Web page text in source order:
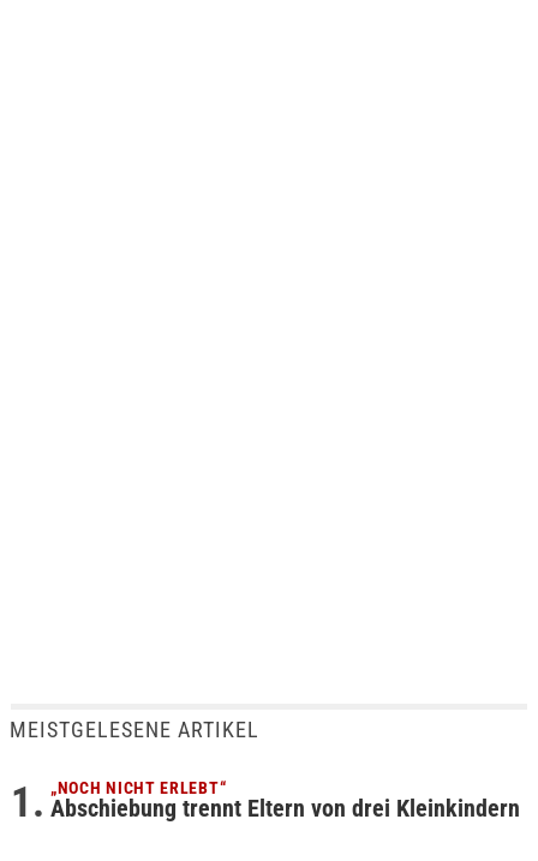
MEISTGELESENE ARTIKEL
„NOCH NICHT ERLEBT“
Abschiebung trennt Eltern von drei Kleinkindern